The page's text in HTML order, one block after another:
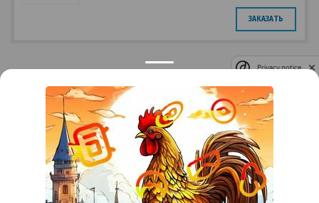
ЗАКАЗАТЬ
Контакты
Краснодар Тимашевск Темрюк
+7 (861) 298-41-90 +7 (861) 298-41-90
Российская, дом 269/10А
Privacy notice